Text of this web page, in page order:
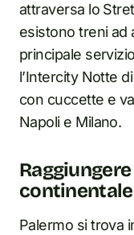
attraversa lo
esistono treni ad
principale
l’Intercity Notte
con cuccette e
Napoli e Milano.
Palermo si trova